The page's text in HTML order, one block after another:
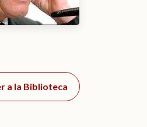
a la Biblioteca